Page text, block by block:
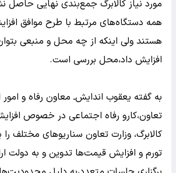
مورد نیاز کالابرگ جمع‌بندی نهایی حاصل
همه دستگاه‌های مرتبط با طرح موافق
هستند ولی اینکه از چه محل و منبعی بتوان
افزایش داد،محل بررسی است.
به گفته یعقوب اندایش‌ـ معاون رفاه و
تعاون،کارو رفاه اجتماعی در خصوص
کالابرگ، وزارت تعاون سناریوهای مختلف
تورم و افزایش قیمت‌ها تدوین و به دولت